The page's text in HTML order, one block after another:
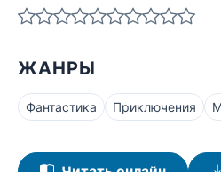
ЖАНРЫ
Фантастика Приключения